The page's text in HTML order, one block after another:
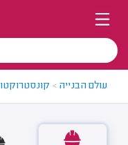
עולם הבנייה >